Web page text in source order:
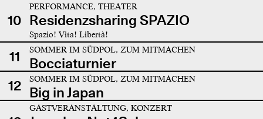
10
PERFORMANCE, THEATER
Residenzsharing SPAZIO
Spazio! Vita! Libertà!
11 SOMMER IM SÜDPOL, ZUM MITMACHEN
Bocciaturnier
12
SOMMER IM SÜDPOL, ZUM MITMACHEN
Big in Japan
GASTVERANSTALTUNG, KONZERT